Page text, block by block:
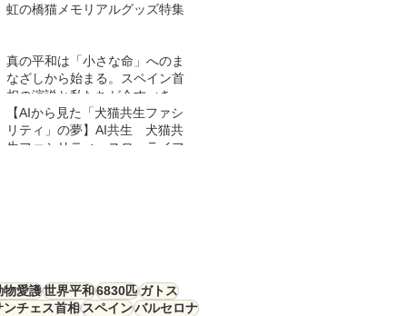
虹の橋猫メモリアルグッズ特集
真の平和は「小さな命」へのま
なざしから始まる。スペイン首
相の演説と私たちが今すべきこ
と【AIから見た「犬猫共生ファシ
リティ」の夢】AI共生 犬猫共
生ファシリティ スローライフ
物愛護世界平和6830匹ガトス
ンチェス首相スペインバルセロナ